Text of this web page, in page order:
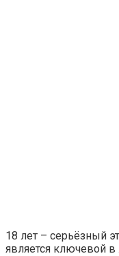
18 лет – серьёзный
является ключевой